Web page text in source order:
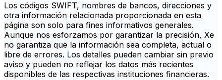
Los códigos SWIFT, nombres de bancos, direcciones y
otra información relacionada proporcionada en esta
página son solo para fines informativos generales.
Aunque nos esforzamos por garantizar la precisión, Xe
no garantiza que la información sea completa, actual o
libre de errores. Los detalles pueden cambiar sin previo
aviso y pueden no reflejar los datos más recientes
disponibles de las respectivas instituciones financieras.